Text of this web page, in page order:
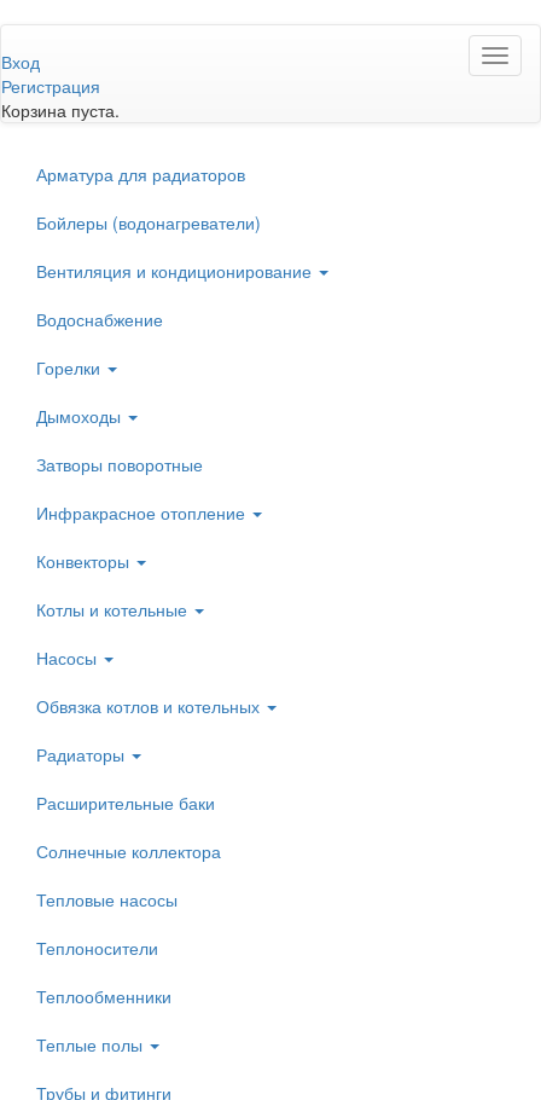
к
основному
содержанию
Вход
Регистрация
Корзина пуста.
Арматура для радиаторов
Бойлеры (водонагреватели)
Вентиляция и кондиционирование
Водоснабжение
Горелки
Дымоходы
Затворы поворотные
Инфракрасное отопление
Конвекторы
Котлы и котельные
Насосы
Обвязка котлов и котельных
Радиаторы
Расширительные баки
Солнечные коллектора
Тепловые насосы
Теплоносители
Теплообменники
Теплые полы
Трубы и фитинги